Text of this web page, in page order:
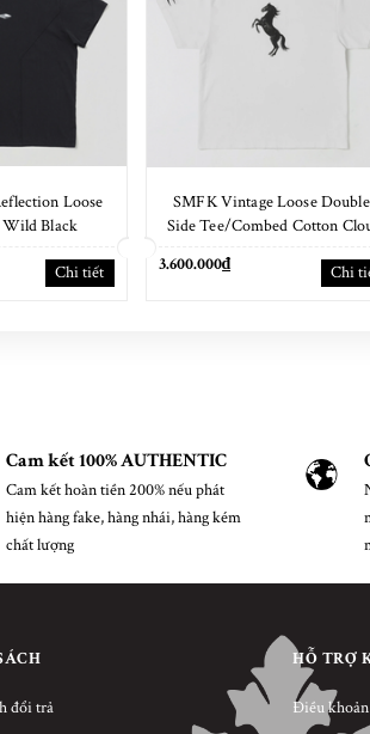
Loose
Black
Chi tiết
SMFK Vintage Loose
Side Tee/Combed Cotton
3.600.000₫ Chi
Cam kết 100% AUTHENTIC
Cam kết hoàn tiền 200% nếu phát
hiện hàng fake, hàng nhái, hàng kém
chất lượng
đổi trả
HỖ TRỢ
Điều